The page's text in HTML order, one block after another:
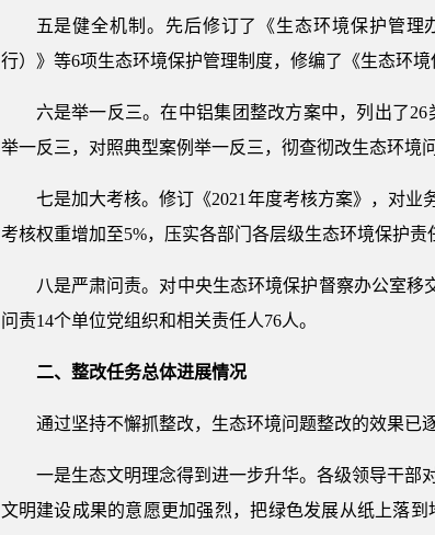
五是健全机制。先后修订了《生态环境保护管
行）》等6项生态环境保护管理制度，修编了《生态环
六是举一反三。在中铝集团整改方案中，列出了
举一反三，对照典型案例举一反三，彻查彻改生态环境问
七是加大考核。修订《2021年度考核方案》，对
考核权重增加至5%，压实各部门各层级生态环境保护责
八是严肃问责。对中央生态环境保护督察办公室移
问责14个单位党组织和相关责任人76人。
二、整改任务总体进展情况
通过坚持不懈抓整改，生态环境问题整改的效果已
一是生态文明理念得到进一步升华。各级领导干部
文明建设成果的意愿更加强烈，把绿色发展从纸上落